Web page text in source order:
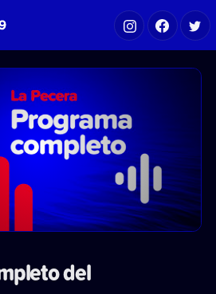
del